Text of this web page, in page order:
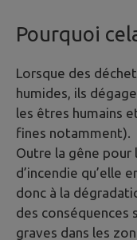
Pourquoi
Lorsque des
humides, ils
les êtres humains
fines notamment).
Outre la gêne pour
d’incendie qu’elle
donc à la
des conséquences
graves dans les